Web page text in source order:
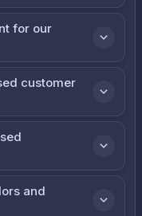
for our
customer
and